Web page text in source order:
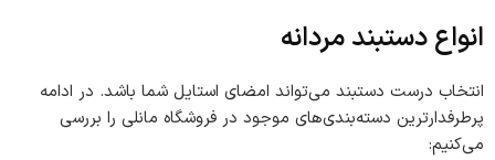
انواع دستبند مردانه
انتخاب درست دستبند می‌تواند امضای استایل شما باشد. در ادامه
پرطرفدارترین دسته‌بندی‌های موجود در فروشگاه مانلی را بررسی
می‌کنیم: